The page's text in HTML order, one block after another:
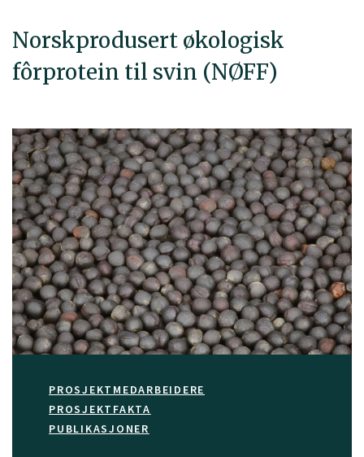
Norskprodusert økologisk
fôrprotein til svin (NØFF)
PROSJEKTMEDARBEIDERE
PROSJEKTFAKTA
PUBLIKASJONER